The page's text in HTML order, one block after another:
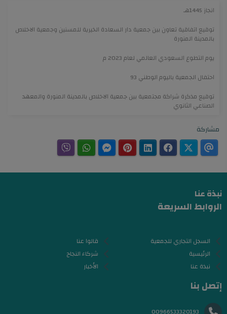
انجاز 1445هـ
توقيع اتفاقية تعاون بين جمعية دار السعادة الخيرية للمسنين وجمعية الاخلاص
بالمدينة المنورة
يوم التطوع السعودي العالمي لعام 2023 م
احتفال الجمعية باليوم الوطني 93
توقيع مذكرة شراكة مجتمعية بين جمعية الاخلاص بالمدينة المنورة والمعهد
الصناعي الثانوي
مشاركة
نبذة عنا
الروابط السريعة
السجل التجاري للجمعية
الرئيسية
نبذة عنا
قالوا عنا
شركاء النجاح
الأخبار
إتصل بنا
00966533320193